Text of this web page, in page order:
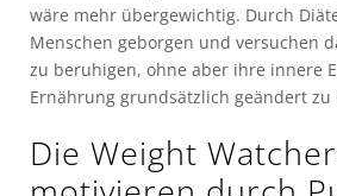
wäre mehr übergewichtig. Durch
Menschen geborgen und versuchen
zu beruhigen, ohne aber ihre innere
Ernährung grundsätzlich geändert zu
Die Weight